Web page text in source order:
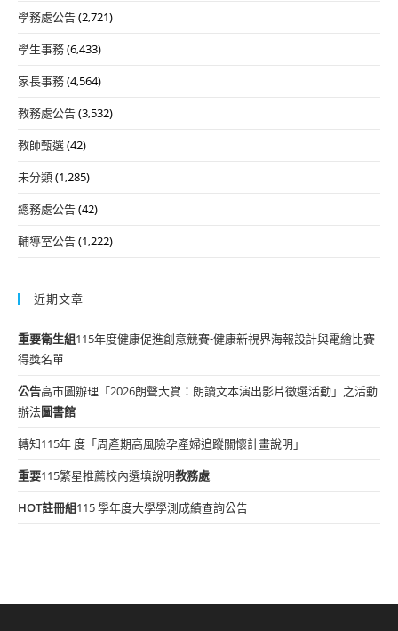
學務處公告(2,721)
學生事務(6,433)
家長事務(4,564)
教務處公告(3,532)
教師甄選(42)
未分類(1,285)
總務處公告(42)
輔導室公告(1,222)
近期文章
重要衛生組115年度健康促進創意競賽-健康新視界海報設計與電繪比賽
得獎名單
公告高市圖辦理「2026朗聲大賞：朗讀文本演出影片徵選活動」之活動
辦法圖書館
轉知115年 度「周產期高風險孕產婦追蹤關懷計畫說明」
重要115繁星推薦校內選填說明教務處
HOT註冊組115 學年度大學學測成績查詢公告